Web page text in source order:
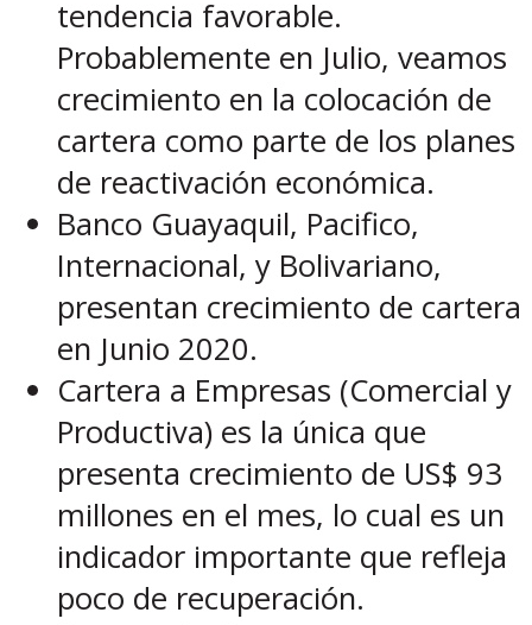
tendencia favorable.
Probablemente en Julio, veamos
crecimiento en la colocación de
cartera como parte de los planes
de reactivación económica.
Banco Guayaquil, Pacifico,
Internacional, y Bolivariano,
presentan crecimiento de cartera
en Junio 2020.
Cartera a Empresas (Comercial y
Productiva) es la única que
presenta crecimiento de US$ 93
millones en el mes, lo cual es un
indicador importante que refleja
poco de recuperación.